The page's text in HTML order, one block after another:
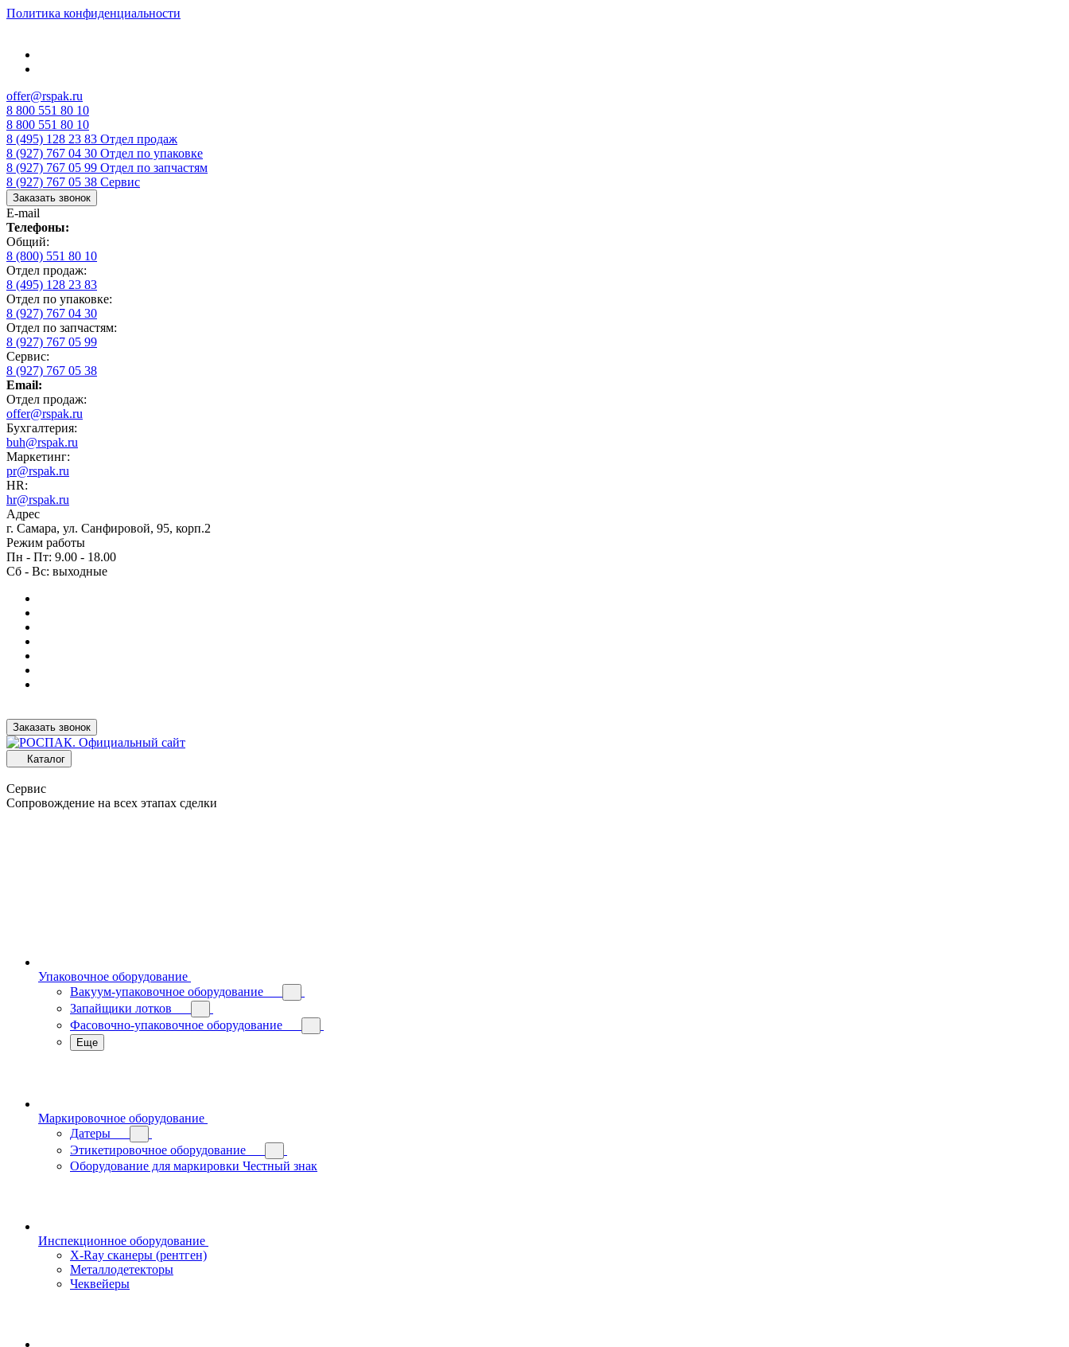
Политика конфиденциальности
offer@rspak.ru
8 800 551 80 10
8 800 551 80 10
8 (495) 128 23 83 Отдел продаж
8 (927) 767 04 30 Отдел по упаковке
8 (927) 767 05 99 Отдел по запчастям
8 (927) 767 05 38 Сервис
Заказать звонок
E-mail
Телефоны:
Общий:
8 (800) 551 80 10
Отдел продаж:
8 (495) 128 23 83
Отдел по упаковке:
8 (927) 767 04 30
Отдел по запчастям:
8 (927) 767 05 99
Сервис:
8 (927) 767 05 38
Email:
Отдел продаж:
offer@rspak.ru
Бухгалтерия:
buh@rspak.ru
Маркетинг:
pr@rspak.ru
HR:
hr@rspak.ru
Адрес
г. Самара, ул. Санфировой, 95, корп.2
Режим работы
Пн - Пт: 9.00 - 18.00
Сб - Вс: выходные
Заказать звонок
Каталог
Сервис
Сопровождение на всех этапах сделки
Упаковочное оборудование
Вакуум-упаковочное оборудование
Запайщики лотков
Фасовочно-упаковочное оборудование
Еще
Маркировочное оборудование
Датеры
Этикетировочное оборудование
Оборудование для маркировки Честный знак
Инспекционное оборудование
X-Ray сканеры (рентген)
Металлодетекторы
Чеквейеры